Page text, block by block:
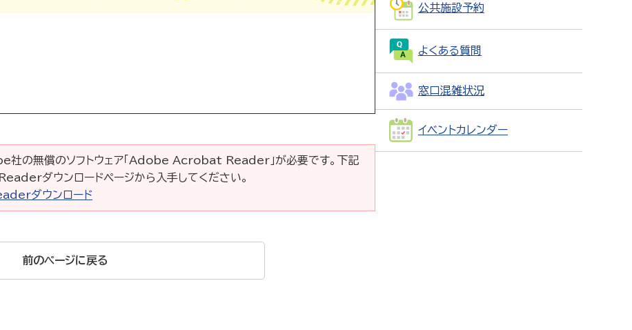
社の無償のソフトウェア「Adobe Acrobat Reader」が必要です。下記
ダウンロードページから入手してください。
ダウンロード
前のページに戻る
公共施設予約
よくある質問
窓口混雑状況
イベントカレンダー